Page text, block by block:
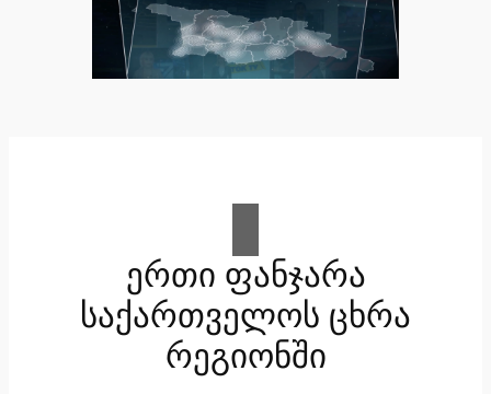
ერთი ფანჯარა
საქართველოს ცხრა
რეგიონში